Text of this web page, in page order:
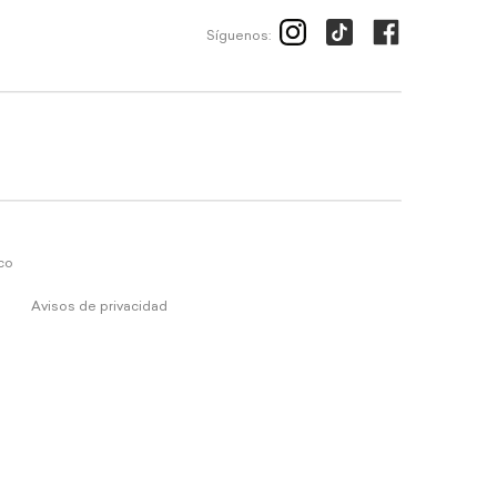
Síguenos:
Avisos de privacidad